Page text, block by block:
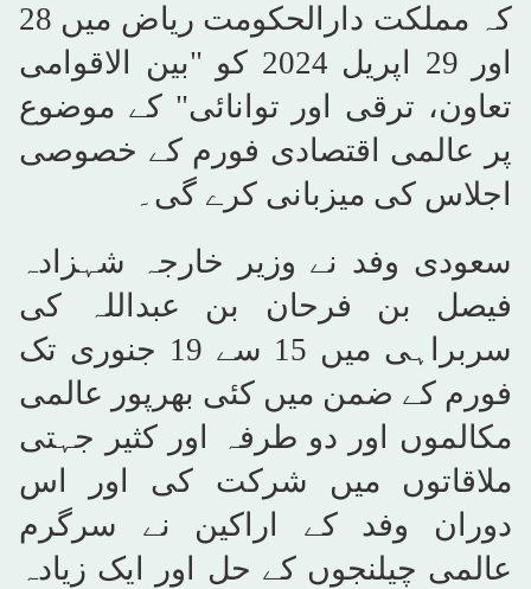
کہ مملکت دارالحکومت ریاض میں 28
اور 29 اپریل 2024 کو "بین الاقوامی
تعاون، ترقی اور توانائی" کے موضوع
پر عالمی اقتصادی فورم کے خصوصی
اجلاس کی میزبانی کرے گی۔
سعودی وفد نے وزیر خارجہ شہزادہ
فیصل بن فرحان بن عبداللہ کی
سربراہی میں 15 سے 19 جنوری تک
فورم کے ضمن میں کئی بھرپور عالمی
مکالموں اور دو طرفہ اور کثیر جہتی
ملاقاتوں میں شرکت کی اور اس
دوران وفد کے اراکین نے سرگرم
عالمی چیلنجوں کے حل اور ایک زیادہ